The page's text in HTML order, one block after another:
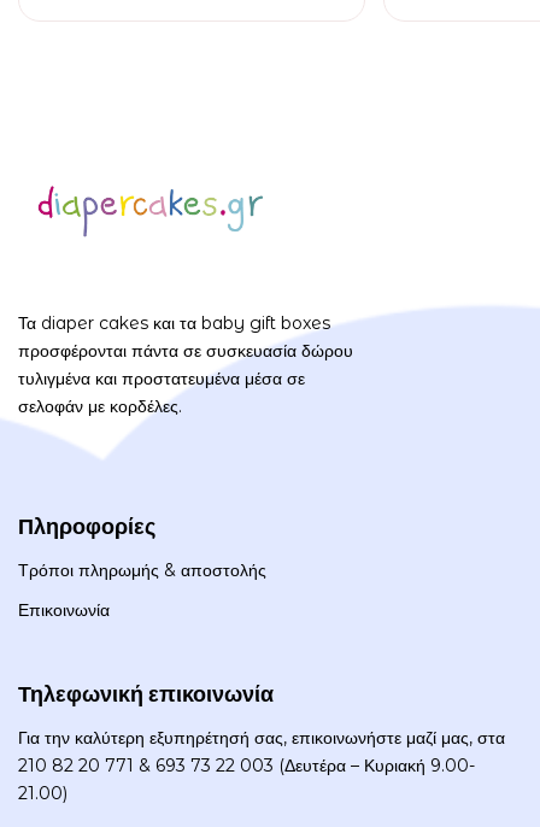
Τα diaper cakes και τα baby gift boxes
προσφέρονται πάντα σε συσκευασία δώρου
τυλιγμένα και προστατευμένα μέσα σε
σελοφάν με κορδέλες.
Πληροφορίες
Τρόποι πληρωμής & αποστολής
Επικοινωνία
Τηλεφωνική επικοινωνία
Για την καλύτερη εξυπηρέτησή σας, επικοινωνήστε μαζί μας, στα
210 82 20 771 & 693 73 22 003 (Δευτέρα – Κυριακή 9.00-
21.00)